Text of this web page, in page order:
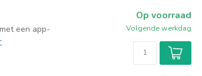
een app-
Op voorraad
Volgende werkdag